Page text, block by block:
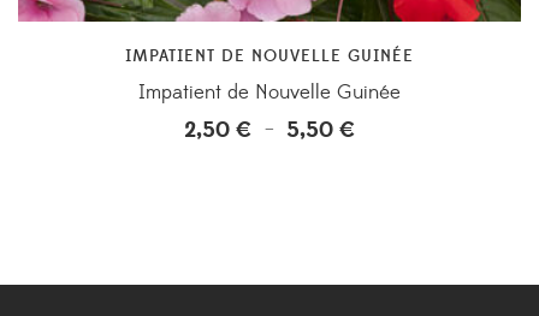
IMPATIENT DE NOUVELLE GUINÉE
Impatient de Nouvelle Guinée
2,50 € – 5,50 €Plage
5,50 €